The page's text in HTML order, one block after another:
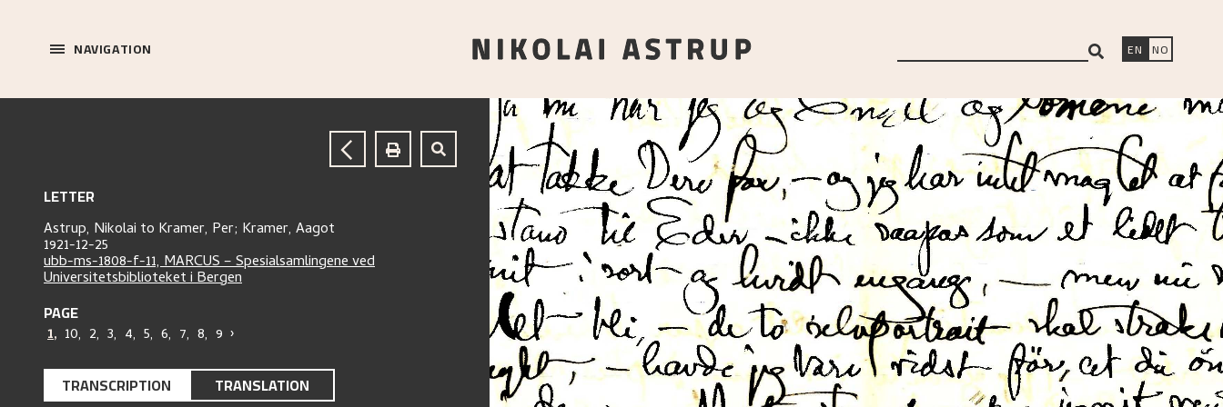
NAVIGATION EN NO
LETTER
Astrup, Nikolai to Kramer, Per; Kramer, Aagot
1921-12-25
ubb-ms-1808-f-11, MARCUS – Spesialsamlingene ved
Universitetsbiblioteket i Bergen
PAGE
1, 10, 2, 3, 4, 5, 6, 7, 8, 9 ›
TRANSCRIPTION TRANSLATION